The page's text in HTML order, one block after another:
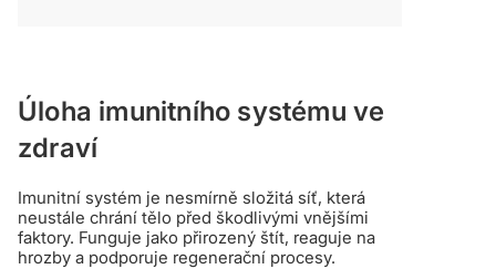
Úloha imunitního systému ve
zdraví
Imunitní systém je nesmírně složitá síť, která
neustále chrání tělo před škodlivými vnějšími
faktory. Funguje jako přirozený štít, reaguje na
hrozby a podporuje regenerační procesy.